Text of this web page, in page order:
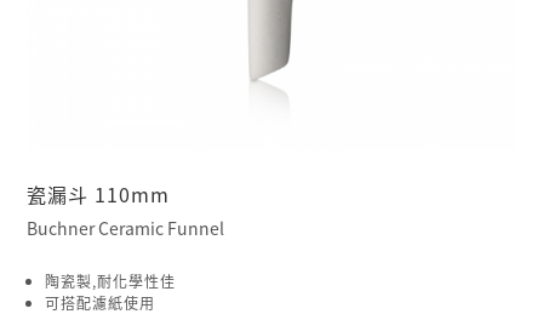
瓷漏斗 110mm
Buchner Ceramic Funnel
陶瓷製,耐化學性佳
可搭配濾紙使用